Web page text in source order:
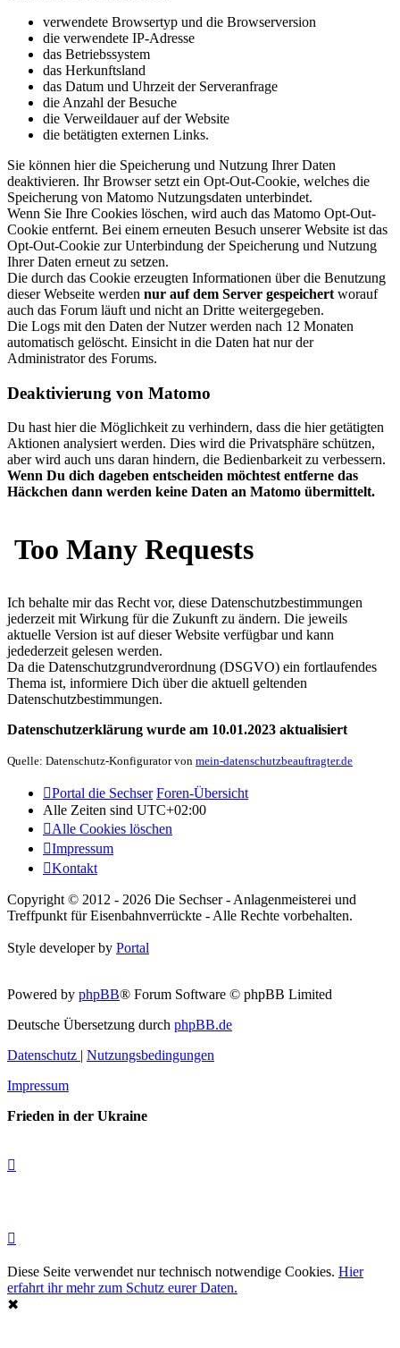
verwendete Browsertyp und die Browserversion
die verwendete IP-Adresse
das Betriebssystem
das Herkunftsland
das Datum und Uhrzeit der Serveranfrage
die Anzahl der Besuche
die Verweildauer auf der Website
die betätigten externen Links.
Sie können hier die Speicherung und Nutzung Ihrer Daten
deaktivieren. Ihr Browser setzt ein Opt-Out-Cookie, welches die
Speicherung von Matomo Nutzungsdaten unterbindet.
Wenn Sie Ihre Cookies löschen, wird auch das Matomo Opt-Out-
Cookie entfernt. Bei einem erneuten Besuch unserer Website ist das
Opt-Out-Cookie zur Unterbindung der Speicherung und Nutzung
Ihrer Daten erneut zu setzen.
Die durch das Cookie erzeugten Informationen über die Benutzung
dieser Webseite werden nur auf dem Server gespeichert worauf
auch das Forum läuft und nicht an Dritte weitergegeben.
Die Logs mit den Daten der Nutzer werden nach 12 Monaten
automatisch gelöscht. Einsicht in die Daten hat nur der
Administrator des Forums.
Deaktivierung von Matomo
Du hast hier die Möglichkeit zu verhindern, dass die hier getätigten
Aktionen analysiert werden. Dies wird die Privatsphäre schützen,
aber wird auch uns daran hindern, die Bedienbarkeit zu verbessern.
Wenn Du dich dageben entscheiden möchtest entferne das
Häckchen dann werden keine Daten an Matomo übermittelt.
Ich behalte mir das Recht vor, diese Datenschutzbestimmungen
jederzeit mit Wirkung für die Zukunft zu ändern. Die jeweils
aktuelle Version ist auf dieser Website verfügbar und kann
jedederzeit gelesen werden.
Da die Datenschutzgrundverordnung (DSGVO) ein fortlaufendes
Thema ist, informiere Dich über die aktuell geltenden
Datenschutzbestimmungen.
Datenschutzerklärung wurde am 10.01.2023 aktualisiert
Quelle: Datenschutz-Konfigurator von mein-datenschutzbeauftragter.de
Portal die Sechser Foren-Übersicht
Alle Zeiten sind UTC+02:00
Alle Cookies löschen
Impressum
Kontakt
Copyright © 2012 - 2026 Die Sechser - Anlagenmeisterei und
Treffpunkt für Eisenbahnverrückte - Alle Rechte vorbehalten.
Style developer by Portal
Powered by phpBB® Forum Software © phpBB Limited
Deutsche Übersetzung durch phpBB.de
Datenschutz | Nutzungsbedingungen
Impressum
Frieden in der Ukraine
Diese Seite verwendet nur technisch notwendige Cookies. Hier
erfahrt ihr mehr zum Schutz eurer Daten.
✖